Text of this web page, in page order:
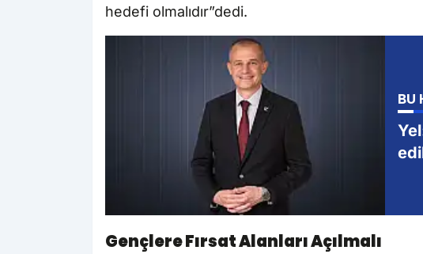
hedefi olmalıdır”dedi.
BU
Gençlere Fırsat Alanları Açılmalı